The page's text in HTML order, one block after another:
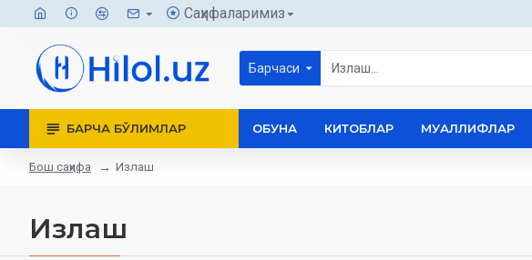
Саҳифаларимиз
Барчаси
БАРЧА БЎЛИМЛАР ОБУНА КИТОБЛАР МУАЛЛИФЛАР
Бош саҳифа Излаш
Излаш